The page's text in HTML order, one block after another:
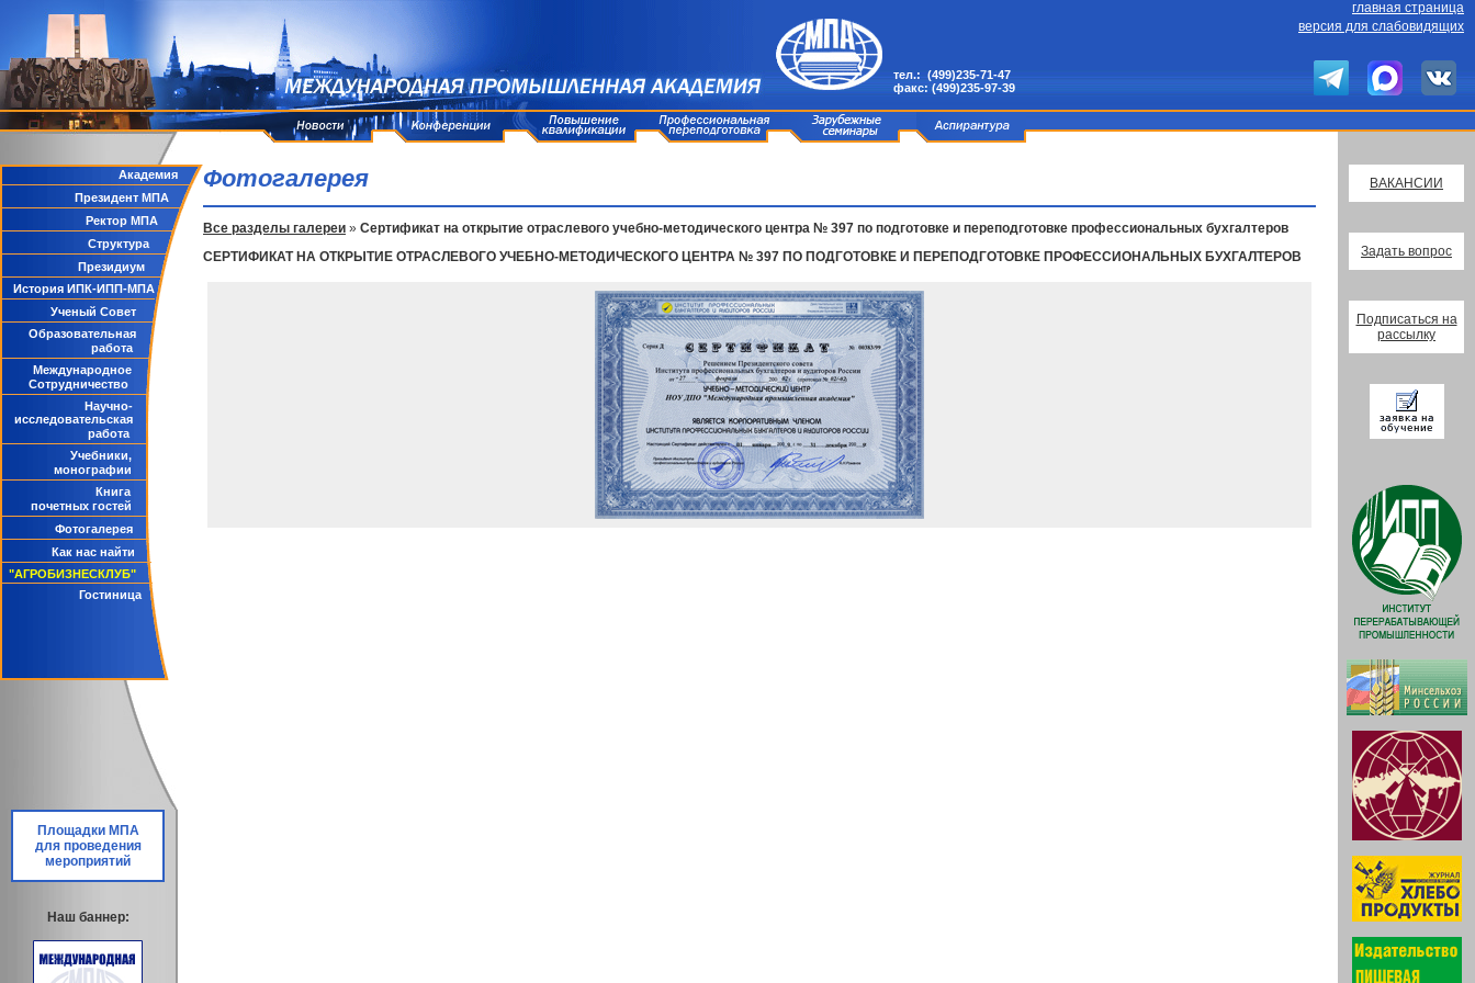
тел.: (499)235-71-47
факс: (499)235-97-39
главная страница
версия для слабовидящих
Академия
Президент МПА
Ректор МПА
Структура
Президиум
История ИПК-ИПП-МПА
Ученый Совет
Образовательная
работа
Международное
Сотрудничество
Научно-
исследовательская
работа
Учебники,
монографии
Книга
почетных гостей
Фотогалерея
Как нас найти
"АГРОБИЗНЕСКЛУБ"
Гостиница
Площадки МПА
для проведения
мероприятий
Наш баннер:
Фотогалерея
Все разделы галереи » Сертификат на открытие отраслевого учебно-методического центра № 397 по подготовке и переподготовке профессиональных бухгалтеров
СЕРТИФИКАТ НА ОТКРЫТИЕ ОТРАСЛЕВОГО УЧЕБНО-МЕТОДИЧЕСКОГО ЦЕНТРА № 397 ПО ПОДГОТОВКЕ И ПЕРЕПОДГОТОВКЕ ПРОФЕССИОНАЛЬНЫХ БУХГАЛТЕРОВ
ВАКАНСИИ
Задать вопрос
Подписаться на
рассылку